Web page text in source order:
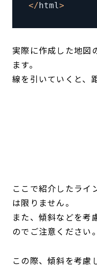
</ html>
実際に作成した地図
ます。
線を引いていくと、
ここで紹介したライ
は限りません。
また、傾斜などを考
のでご注意ください。
この際、傾斜を考慮